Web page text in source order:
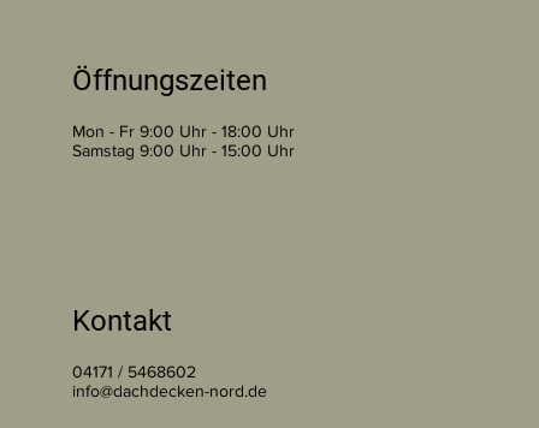
Öffnungszeiten
Mon - Fr 9:00 Uhr - 18:00 Uhr
Samstag 9:00 Uhr - 15:00 Uhr
Kontakt
04171 / 5468602
info@dachdecken-nord.de